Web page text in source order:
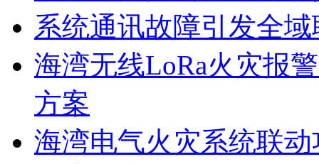
系统通讯故障引发全
海湾无线LoRa火灾报
方案
海湾电气火灾系统联